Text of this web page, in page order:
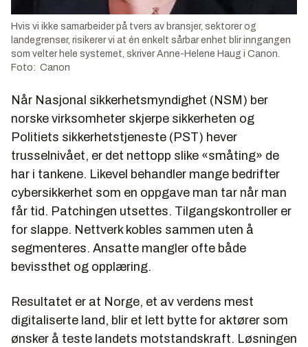
Hvis vi ikke samarbeider på tvers av bransjer, sektorer og
landegrenser, risikerer vi at én enkelt sårbar enhet blir inngangen
som velter hele systemet, skriver Anne-Helene Haug i Canon.
Foto: Canon
Når Nasjonal sikkerhetsmyndighet (NSM) ber
norske virksomheter skjerpe sikkerheten og
Politiets sikkerhetstjeneste (PST) hever
trusselnivået, er det nettopp slike «småting» de
har i tankene. Likevel behandler mange bedrifter
cybersikkerhet som en oppgave man tar når man
får tid. Patchingen utsettes. Tilgangskontroller er
for slappe. Nettverk kobles sammen uten å
segmenteres. Ansatte mangler ofte både
bevissthet og opplæring.
Resultatet er at Norge, et av verdens mest
digitaliserte land, blir et lett bytte for aktører som
ønsker å teste landets motstandskraft. Løsningen